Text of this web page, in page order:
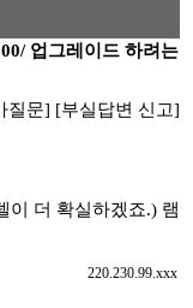
업그레이드 하려는
질문] [부실답변 신고]
이 더 확실하겠죠.) 램
220.230.99.xxx